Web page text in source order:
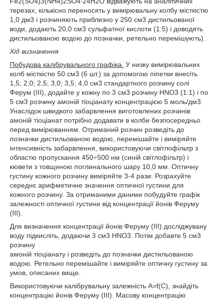
терезах, кількісно переносять у вимірювальну колбу місткістю
1,0 дм3 і розчиняють приблизно у 250 см3 дистильованої
води, додають 20,0 см3 сульфатної кислоти (1:5) і доводять
дистильованою водою до позначки, ретельно перемішують).
Хід визначення
Побудова калібрувального графіка. У низку вимірювальних
колб місткістю 50 см3 (6 шт.) за допомогою піпетки внесіть
1,5; 2,0; 2,5; 3,0; 3,5; 4,0 см3 стандартного розчину солі
Ферум (ІІІ), додайте у кожну по 3 см3 розчину HNO3 (1:1) і по
5 см3 розчину амоній тіоціанату концентрацією 5 моль/дм3.
Унаслідок швидкого забарвлення виготовлених розчинів
амоній тіоціанат потрібно додавати в колби безпосередньо
перед вимірюванням. Отриманий розчин розведіть до
позначки дистильованою водою, перемішайте і виміряйте
інтенсивність забарвлення, використовуючи світлофільтр з
областю пропускання 450÷500 нм (синій світлофільтр) і
кювети з товщиною поглинального шару 10,0 мм. Оптичну
густину кожного розчину виміряйте 3-4 рази. Розрахуйте
середнє арифметичне значення оптичної густини для
кожного розчину. За отриманими даними побудуйте графік
залежності оптичної густини від концентрації йонів Феруму
(ІІІ).
Для визначення концентрації йонів Феруму (ІІІ) досліджувану
воду підкисліть, додаючи 3 см3 HNO3. Потім добавте 5 см3
розчину
амоній тіоціанату і розведіть до позначки дистильованою
водою. Ретельно перемішайте і виміряйте оптичну густину за
умов, описаних вище.
Використовуючи калібрувальну залежність А=f(С), знайдіть
концентрацію йонів Феруму (ІІІ). Масову концентрацію